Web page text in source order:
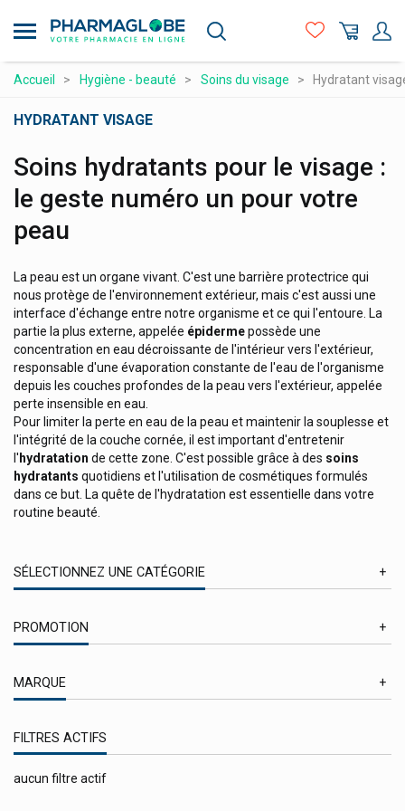
au
principal
Compléments alimentaires
Matériel médical et premiers soins
Médicaments et santé
Minceur et Sport
Naturopathie
Orthopédie et contention
Prix attractifs
Produits vétérinaires
Vitamines et alimentation
Accueil Hygiène - beauté Soins du visage Hydratant
HYDRATANT VISAGE
Soins hydratants pour le visage :
le geste numéro un pour votre
peau
La peau est un organe vivant. C'est une barrière protectrice qui
nous protège de l'environnement extérieur, mais c'est aussi une
interface d'échange entre notre organisme et ce qui l'entoure. La
partie la plus externe, appelée épidermepossède une
concentration en eau décroissante de l'intérieur vers l'extérieur,
responsable d'une évaporation constante de l'eau de l'organisme
depuis les couches profondes de la peau vers l'extérieur, appelée
perte insensible en eau.
Pour limiter la perte en eau de la peau et maintenir la souplesse et
l'intégrité de la couche cornée, il est important d'entretenir
l' hydratation de cette zone. C'est possible grâce à des soins
hydratants quotidiens et l'utilisation de cosmétiques formulés
dans ce but. La quête de l'hydratation est essentielle dans votre
routine beauté.
SÉLECTIONNEZ UNE CATÉGORIE
Eaux et Parfums
Hygiène bucco-dentaire
Hygiène corporelle
Hygiène intime
PROMOTION
MARQUE
Aveeno Produits: Aveeno Corps / Visage / Cheveux
Babé Laboratoires
FILTRES ACTIFS
aucun filtre actif